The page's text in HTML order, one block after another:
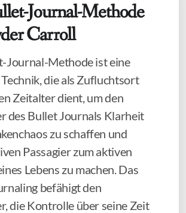
Journal-Methode
Carroll
Journal-Methode ist eine
Technik, die als Zufluchtsort
Zeitalter dient, um den
des Bullet Journals Klarheit
zu schaffen und
Passagier zum aktiven
Lebens zu machen. Das
befähigt den
die Kontrolle über seine Zeit
Happy Panda
MyMind (ADHS/ASD &
Parenting
Based Stress